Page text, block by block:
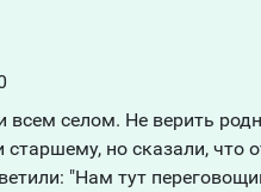
селом. Не верить
но сказали, что
"Нам тут